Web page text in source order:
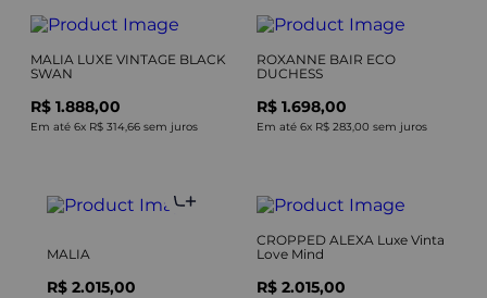
MALIA LUXE VINTAGE BLACK
SWAN
R$ 1.888,00
Em até 6x R$ 314,66 sem juros
ROXANNE BAIR ECO
DUCHESS
R$ 1.698,00
Em até 6x R$ 283,00 sem juros
MALIA
R$ 2.015,00
CROPPED ALEXA Luxe Vinta
Love Mind
R$ 2.015,00